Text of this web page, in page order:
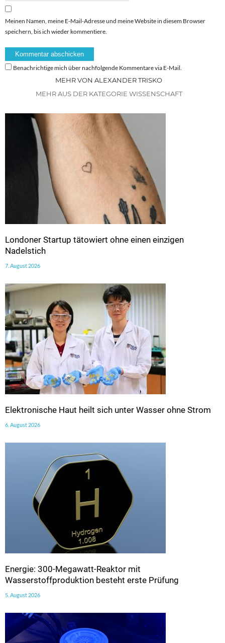
Meinen Namen, meine E-Mail-Adresse und meine Website in diesem Browser
speichern, bis ich wieder kommentiere.
Benachrichtige mich über nachfolgende Kommentare via E-Mail.
MEHR VON ALEXANDER TRISKO
MEHR AUS DER KATEGORIE WISSENSCHAFT
Londoner Startup tätowiert ohne einen einzigen
Nadelstich
7. August 2026
Elektronische Haut heilt sich unter Wasser ohne Strom
6. August 2026
Energie: 300-Megawatt-Reaktor mit
Wasserstoffproduktion besteht erste Prüfung
5. August 2026